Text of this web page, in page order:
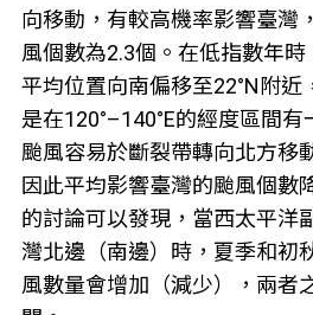
向移動，有較高機率影響臺灣
風個數為2.3個。在低指數年
平均位置向南偏移至22°N附近
是在120°–140°E的經度區間
颱風容易於斷裂帶轉向北方移
因此平均影響臺灣的颱風個數
的討論可以發現，當西太平洋
灣北邊（南邊）時，夏季和初
風數量會增加（減少），兩者